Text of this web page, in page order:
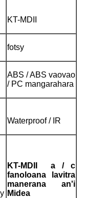
KT-MDII
fotsy
ABS / ABS vaovao
/ PC mangarahara
Waterproof / IR
KT-MDII
a / c
fanoloana lavitra
manerana an'i
Midea